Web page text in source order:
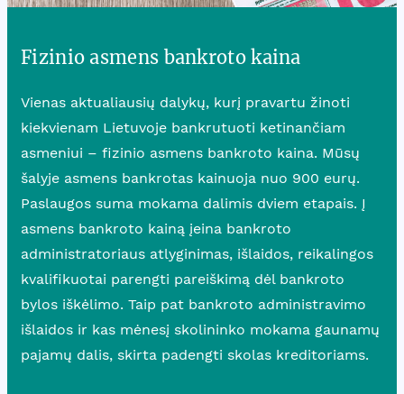
Fizinio asmens bankroto kaina
Vienas aktualiausių dalykų, kurį pravartu žinoti
kiekvienam Lietuvoje bankrutuoti ketinančiam
asmeniui – fizinio asmens bankroto kaina. Mūsų
šalyje asmens bankrotas kainuoja nuo 900 eurų.
Paslaugos suma mokama dalimis dviem etapais. Į
asmens bankroto kainą įeina bankroto
administratoriaus atlyginimas, išlaidos, reikalingos
kvalifikuotai parengti pareiškimą dėl bankroto
bylos iškėlimo. Taip pat bankroto administravimo
išlaidos ir kas mėnesį skolininko mokama gaunamų
pajamų dalis, skirta padengti skolas kreditoriams.